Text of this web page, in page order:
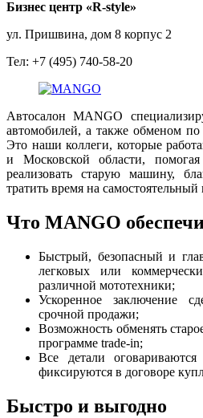
Бизнес центр «R-style»
ул. Пришвина, дом 8 корпус 2
Тел: +7 (495) 740-58-20
Автосалон MANGO
автомобилей, а также обменом
Это наши коллеги, которые
и Московской области,
реализовать старую машину,
тратить время на
Что MANGO
Быстрый, безопасный и
легковых или
различной мототехники;
Ускоренное заключение
срочной продажи;
Возможность обменять
программе trade-in;
Все детали
фиксируются в договоре
Быстро и выгодно